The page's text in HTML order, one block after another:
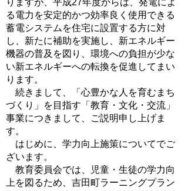
りますが、平成27年度からは、発電によ
る電力を安定的かつ効率良く使用できる
蓄電システムを住宅に設置する方に対
し、新たに補助を実施し、新エネルギー
機器の普及を図り、環境への負担が少な
い新エネルギーへの転換を促進してまい
ります。
続きまして、「心豊かな人を育むまち
づくり」を目指す「教育・文化・交流」
事業につきまして、ご説明申し上げま
す。
はじめに、学力向上施策についてでご
ざいます。
教育委員会では、児童・生徒の学力向
上を図るため、吉田町ラーニングプラン